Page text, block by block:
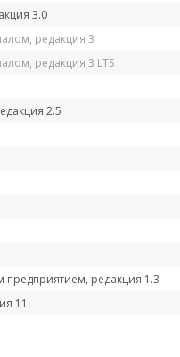
3.0
редакция 3
редакция 3 LTS
2.5
предприятием, редакция 1.3
11